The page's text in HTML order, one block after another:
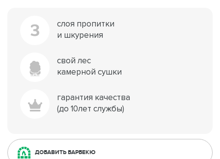
3
слоя пропитки
и шкурения
свой лес
камерной сушки
гарантия качества
(до 10лет службы)
ДОБАВИТЬ БАРБЕКЮ